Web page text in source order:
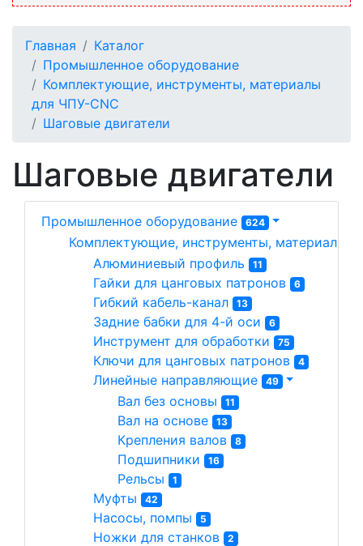
Главная
Каталог
Промышленное оборудование
Комплектующие, инструменты, материалы
для ЧПУ-CNC
Шаговые двигатели
Шаговые двигатели
Промышленное оборудование 624
Комплектующие, инструменты, материалы
Алюминиевый профиль
11
Гайки для цанговых патронов 6
Гибкий кабель-канал 13
Задние бабки для 4-й оси 6
Инструмент для обработки 75
Ключи для цанговых патронов 4
Линейные направляющие 49
Вал без основы 11
Вал на основе 13
Крепления валов 8
Подшипники 16
Рельсы 1
Муфты 42
Насосы, помпы 5
Ножки для станков 2